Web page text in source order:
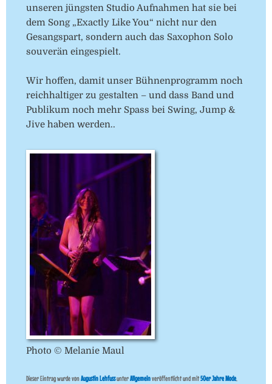
unseren jüngsten Studio Aufnahmen hat sie bei
dem Song „Exactly Like You“ nicht nur den
Gesangspart, sondern auch das Saxophon Solo
souverän eingespielt.
Wir hoffen, damit unser Bühnenprogramm noch
reichhaltiger zu gestalten – und dass Band und
Publikum noch mehr Spass bei Swing, Jump &
Jive haben werden..
Photo © Melanie Maul
Dieser Eintrag wurde vonAugustin LehfussunterAllgemeinveröffentlicht und mit50er Jahre Mode,